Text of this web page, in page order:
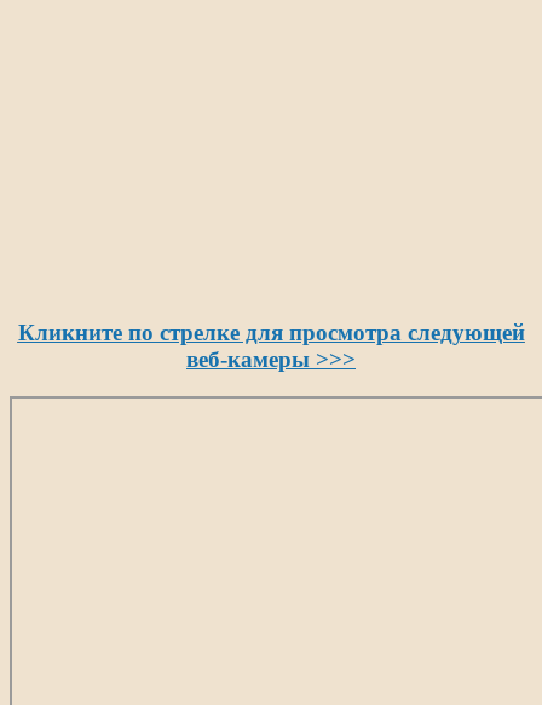
Кликните по стрелке для просмотра следующей
веб-камеры >>>